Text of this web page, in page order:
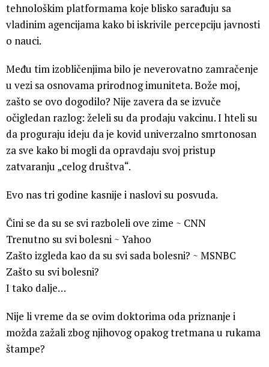
tehnološkim platformama koje blisko sarađuju sa
vladinim agencijama kako bi iskrivile percepciju javnosti
o nauci.
Među tim izobličenjima bilo je neverovatno zamračenje
u vezi sa osnovama prirodnog imuniteta. Bože moj,
zašto se ovo dogodilo? Nije zavera da se izvuče
očigledan razlog: želeli su da prodaju vakcinu. I hteli su
da proguraju ideju da je kovid univerzalno smrtonosan
za sve kako bi mogli da opravdaju svoj pristup
zatvaranju „celog društva“.
Evo nas tri godine kasnije i naslovi su posvuda.
Čini se da su se svi razboleli ove zime ~ CNN
Trenutno su svi bolesni ~ Yahoo
Zašto izgleda kao da su svi sada bolesni? ~ MSNBC
Zašto su svi bolesni?
I tako dalje…
Nije li vreme da se ovim doktorima oda priznanje i
možda zažali zbog njihovog opakog tretmana u rukama
štampe?